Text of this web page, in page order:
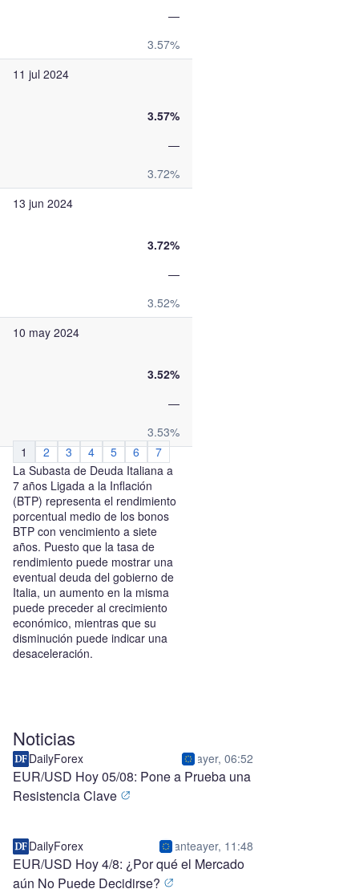
—
3.57%
11 jul 2024
3.57%
—
3.72%
13 jun 2024
3.72%
—
3.52%
10 may 2024
3.52%
—
3.53%
1
2 3 4 5 6
7
La Subasta de Deuda Italiana a
7 años Ligada a la Inflación
(BTP) representa el rendimiento
porcentual medio de los bonos
BTP con vencimiento a siete
años. Puesto que la tasa de
rendimiento puede mostrar una
eventual deuda del gobierno de
Italia, un aumento en la misma
puede preceder al crecimiento
económico, mientras que su
disminución puede indicar una
desaceleración.
Noticias
DailyForex ayer, 06:52
EUR/USD Hoy 05/08: Pone a Prueba una
Resistencia Clave
DailyForex anteayer, 11:48
EUR/USD Hoy 4/8: ¿Por qué el Mercado
aún No Puede Decidirse?